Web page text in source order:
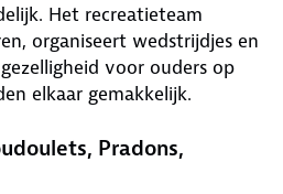
Het recreatieteam
organiseert wedstrijdjes en
voor ouders op
elkaar gemakkelijk.
Pradons,